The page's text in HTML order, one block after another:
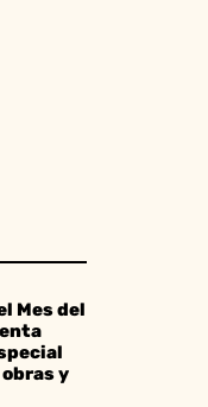
Mes del
y